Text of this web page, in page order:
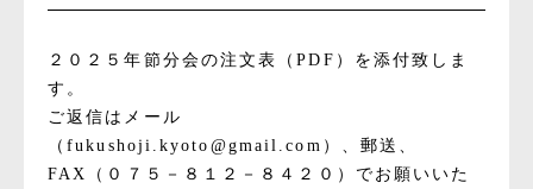
２０２５年節分会の注文表（PDF）を添付致しま
す。
ご返信はメール
（fukushoji.kyoto@gmail.com）、郵送、
FAX（０７５－８１２－８４２０）でお願いいた